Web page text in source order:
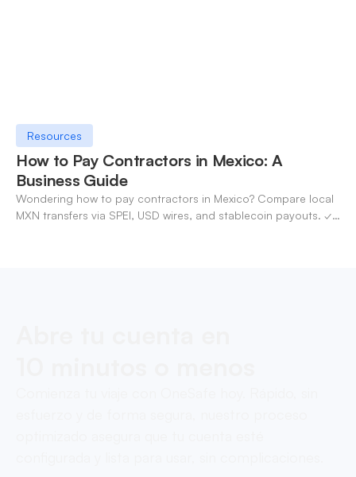
Resources
How to Pay Contractors in Mexico: A
Business Guide
Wondering how to pay contractors in Mexico? Compare local
MXN transfers via SPEI, USD wires, and stablecoin payouts. ✓